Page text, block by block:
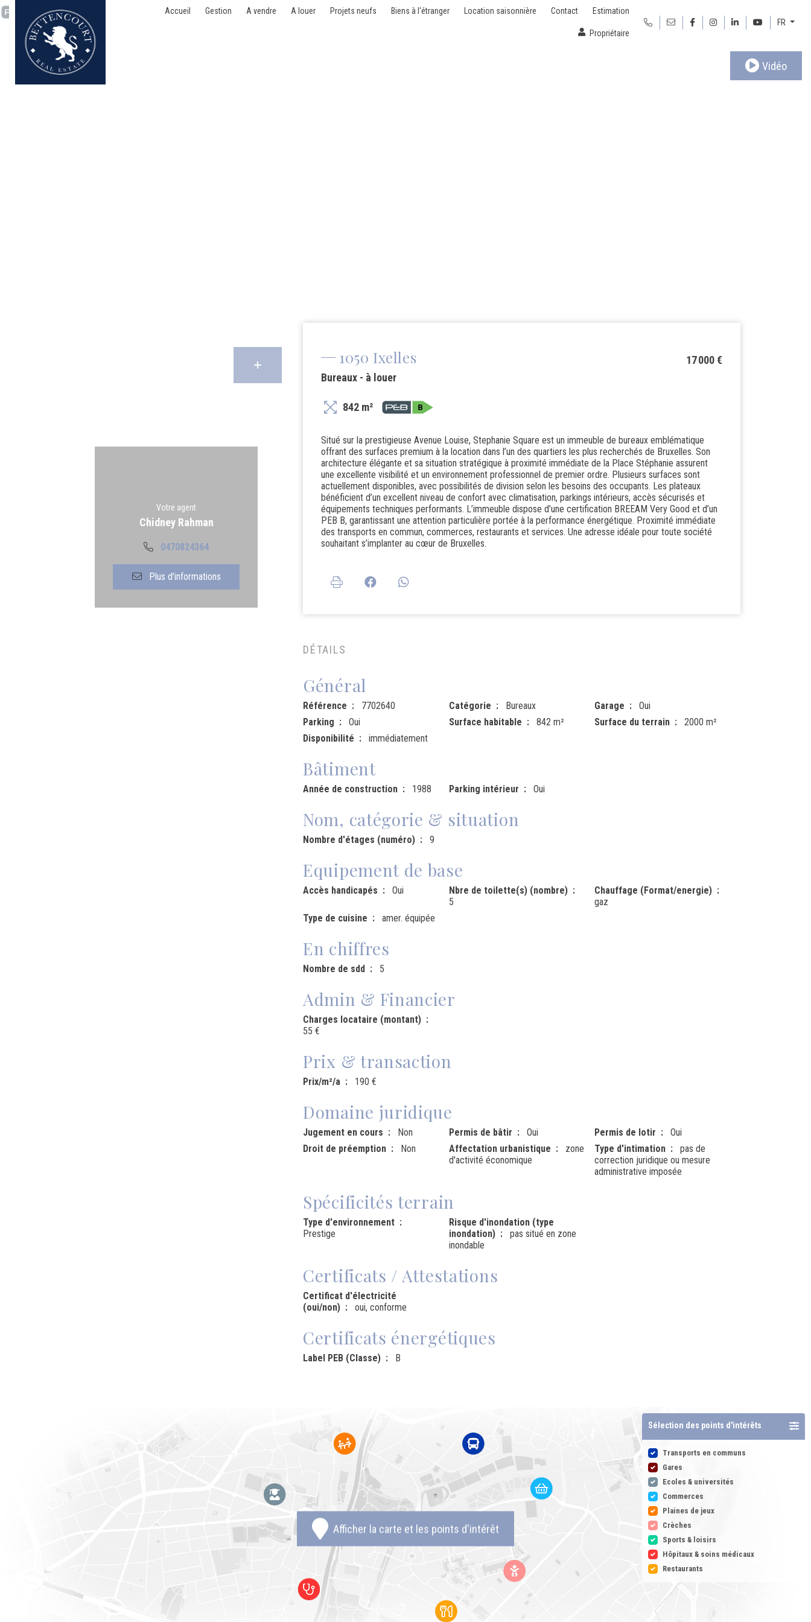
FR
Accueil Gestion A vendre A louer Projets neufs Biens à l'étranger Location saisonnière Contact Estimation
Propriétaire
Bureaux - à louer - 1050 Ixelles
Vidéo
Votre agent
Chidney Rahman
0470824364
Plus d'informations
1050 Ixelles
17 000 €
Bureaux - à louer
842 m²
Situé sur la prestigieuse Avenue Louise, Stephanie Square est un immeuble de bureaux emblématique
offrant des surfaces premium à la location dans l’un des quartiers les plus recherchés de Bruxelles. Son
architecture élégante et sa situation stratégique à proximité immédiate de la Place Stéphanie assurent
une excellente visibilité et un environnement professionnel de premier ordre. Plusieurs surfaces sont
actuellement disponibles, avec possibilités de division selon les besoins des occupants. Les plateaux
bénéficient d’un excellent niveau de confort avec climatisation, parkings intérieurs, accès sécurisés et
équipements techniques performants. L’immeuble dispose d’une certification BREEAM Very Good et d’un
PEB B, garantissant une attention particulière portée à la performance énergétique. Proximité immédiate
des transports en commun, commerces, restaurants et services. Une adresse idéale pour toute société
souhaitant s’implanter au cœur de Bruxelles.
DÉTAILS
Général
Référence 7702640 Catégorie Bureaux Garage
Oui
Parking
Oui Surface habitable 842 m² Surface du terrain
2000 m²
Disponibilité
immédiatement
Bâtiment
Année de construction 1988 Parking intérieur Oui
Nom, catégorie & situation
Nombre d'étages (numéro) 9
Equipement de base
Accès handicapés Oui
Nbre de toilette(s) (nombre)
5
Chauffage (Format/energie)
gaz
Type de cuisine
amer. équipée
En chiffres
Nombre de sdd 5
Admin & Financier
Charges locataire (montant)
55 €
Prix & transaction
Prix/m²/a 190 €
Domaine juridique
Jugement en cours Non Permis de bâtir Oui Permis de lotir
Oui
Droit de préemption
Non Affectation urbanistique
zone
d'activité économique
Type d'intimation
pas de
correction juridique ou mesure
administrative imposée
Spécificités terrain
Type d'environnement
Prestige
Risque d'inondation (type
inondation)
pas situé en zone
inondable
Certificats / Attestations
Certificat d'électricité
(oui/non)
oui, conforme
Certificats énergétiques
Label PEB (Classe) B
Sélection des points d'intérêts
Transports en communs
Gares
Ecoles & universités
Commerces
Plaines de jeux
Crèches
Sports & loisirs
Hôpitaux & soins médicaux
Restaurants
Afficher la carte et les points d'intérêt